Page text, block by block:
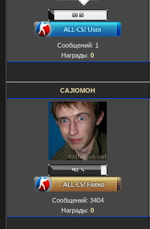
Сообщений: 1
Награды: 0
CAJIOMOH
Сообщений: 3404
Награды: 0